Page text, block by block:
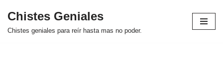
Saltar
Chistes Geniales
Chistes geniales para reír hasta mas no poder.